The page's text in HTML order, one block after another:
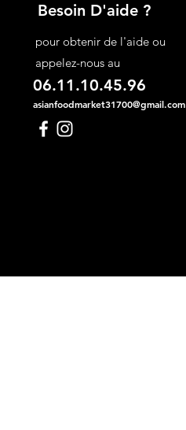
Besoin D'aide ?
pour obtenir de l'aide ou
appelez-nous au
06.11.10.45.96
asianfoodmarket31700@gmail.com